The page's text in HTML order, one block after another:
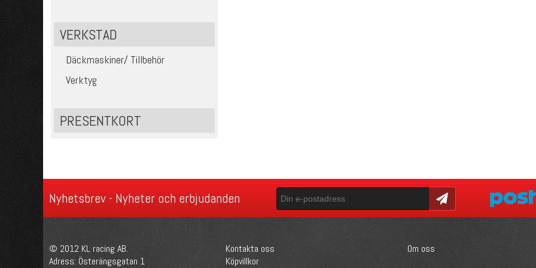
VERKSTAD
Däckmaskiner/ Tillbehör
Verktyg
PRESENTKORT
Nyhetsbrev - Nyheter och erbjudanden Skicka
© 2012 KL racing AB.
Adress: Österängsgatan 1
Kontakta oss
Köpvillkor
Om oss